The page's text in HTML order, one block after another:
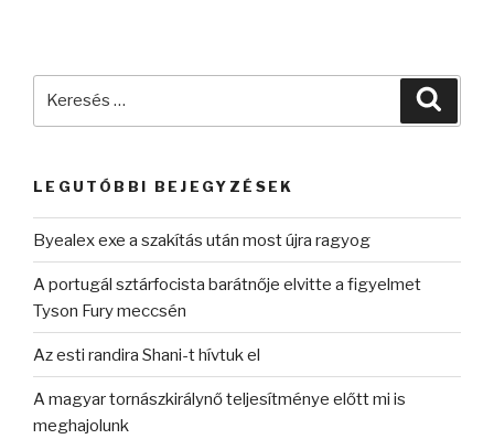
LEGUTÓBBI BEJEGYZÉSEK
Byealex exe a szakítás után most újra ragyog
A portugál sztárfocista barátnője elvitte a figyelmet
Tyson Fury meccsén
Az esti randira Shani-t hívtuk el
A magyar tornászkirálynő teljesítménye előtt mi is
meghajolunk